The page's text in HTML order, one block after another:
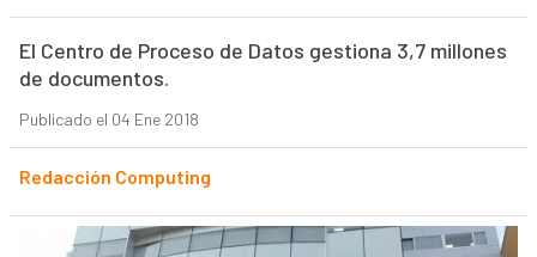
El Centro de Proceso de Datos gestiona 3,7 millones
de documentos.
Publicado el 04 Ene 2018
Redacción Computing